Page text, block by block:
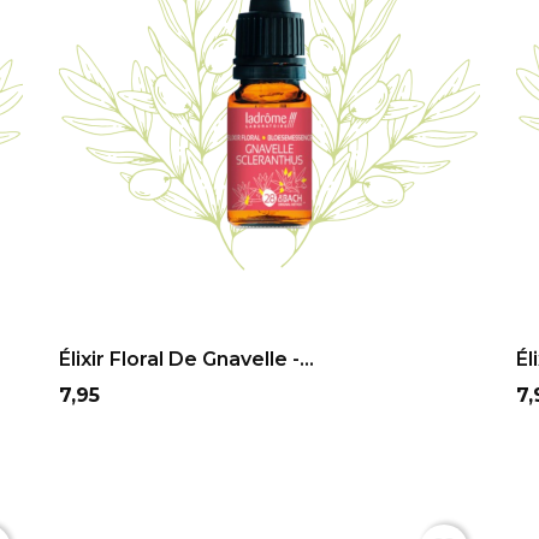
Élixir Floral De Gnavelle -...
Prix
7,95